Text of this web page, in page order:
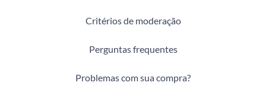
Critérios de moderação
Perguntas frequentes
Problemas com sua compra?